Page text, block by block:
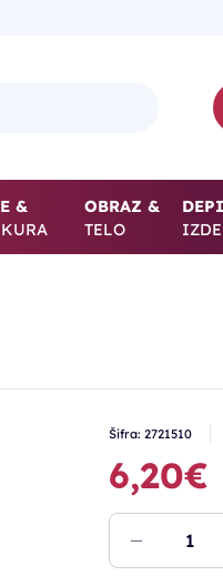
&
OBRAZ &
TELO
Šifra: 2721510
6,20€